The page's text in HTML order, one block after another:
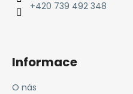
+420 739 492 348
Informace
O nás